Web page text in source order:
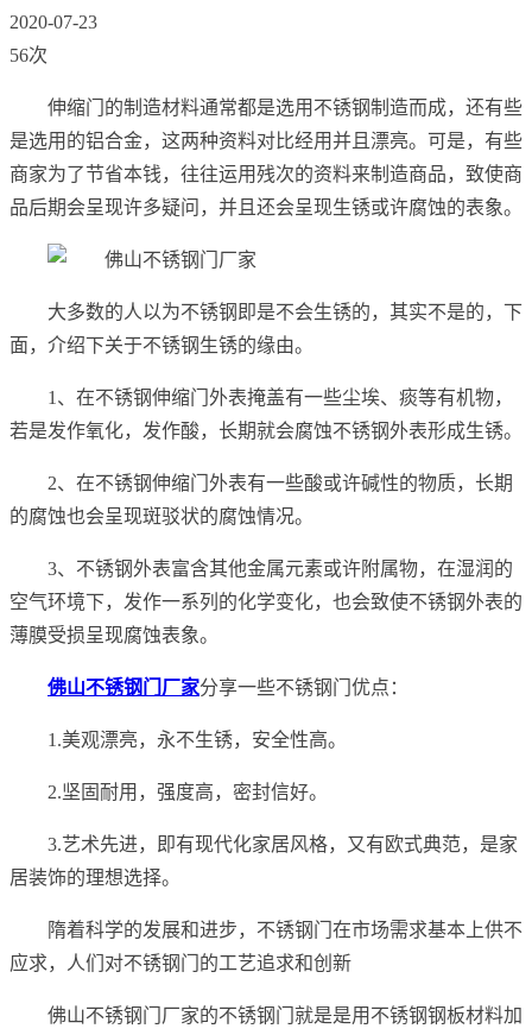
2020-07-23
56次
伸缩门的制造材料通常都是选用不锈钢制造而成，还有些
是选用的铝合金，这两种资料对比经用并且漂亮。可是，有些
商家为了节省本钱，往往运用残次的资料来制造商品，致使商
品后期会呈现许多疑问，并且还会呈现生锈或许腐蚀的表象。
大多数的人以为不锈钢即是不会生锈的，其实不是的，下
面，介绍下关于不锈钢生锈的缘由。
1、在不锈钢伸缩门外表掩盖有一些尘埃、痰等有机物，
若是发作氧化，发作酸，长期就会腐蚀不锈钢外表形成生锈。
2、在不锈钢伸缩门外表有一些酸或许碱性的物质，长期
的腐蚀也会呈现斑驳状的腐蚀情况。
3、不锈钢外表富含其他金属元素或许附属物，在湿润的
空气环境下，发作一系列的化学变化，也会致使不锈钢外表的
薄膜受损呈现腐蚀表象。
佛山不锈钢门厂家分享一些不锈钢门优点：
1.美观漂亮，永不生锈，安全性高。
2.坚固耐用，强度高，密封信好。
3.艺术先进，即有现代化家居风格，又有欧式典范，是家
居装饰的理想选择。
隋着科学的发展和进步，不锈钢门在市场需求基本上供不
应求，人们对不锈钢门的工艺追求和创新
佛山不锈钢门厂家的不锈钢门就是是用不锈钢钢板材料加